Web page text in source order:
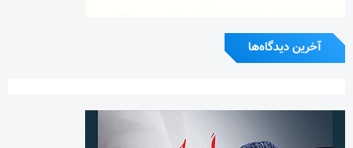
آخرین دیدگاه‌ها